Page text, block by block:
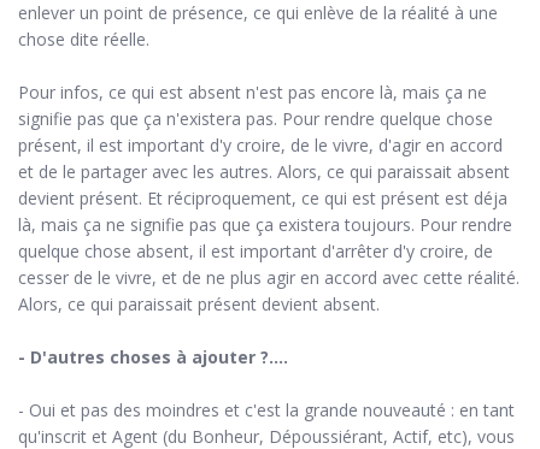
enlever un point de présence, ce qui enlève de la réalité à une
chose dite réelle.
Pour infos, ce qui est absent n'est pas encore là, mais ça ne
signifie pas que ça n'existera pas. Pour rendre quelque chose
présent, il est important d'y croire, de le vivre, d'agir en accord
et de le partager avec les autres. Alors, ce qui paraissait absent
devient présent. Et réciproquement, ce qui est présent est déja
là, mais ça ne signifie pas que ça existera toujours. Pour rendre
quelque chose absent, il est important d'arrêter d'y croire, de
cesser de le vivre, et de ne plus agir en accord avec cette réalité.
Alors, ce qui paraissait présent devient absent.
- D'autres choses à ajouter ?....
- Oui et pas des moindres et c'est la grande nouveauté : en tant
qu'inscrit et Agent (du Bonheur, Dépoussiérant, Actif, etc), vous